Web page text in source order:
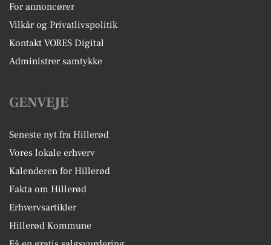
For annoncører
Vilkår og Privatlivspolitik
Kontakt VORES Digital
Administrer samtykke
GENVEJE
Seneste nyt fra Hillerød
Vores lokale erhverv
Kalenderen for Hillerød
Fakta om Hillerød
Erhvervsartikler
Hillerød Kommune